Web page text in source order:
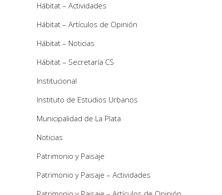
Hábitat – Actividades
Hábitat – Artículos de Opinión
Hábitat – Noticias
Hábitat – Secretaría CS
Institucional
Instituto de Estudios Urbanos
Municipalidad de La Plata
Noticias
Patrimonio y Paisaje
Patrimonio y Paisaje – Actividades